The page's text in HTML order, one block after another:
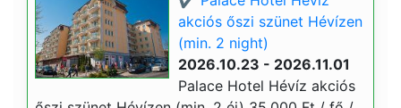
akciós őszi szünet Hévízen
(min. 2 night)
2026.10.23 - 2026.11.01
Palace Hotel Hévíz akciós